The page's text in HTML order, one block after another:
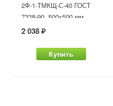
2Ф-1-ТМКЩ-С-40 ГОСТ
7338-90, 500x500 мм
2 038 ₽
Купить